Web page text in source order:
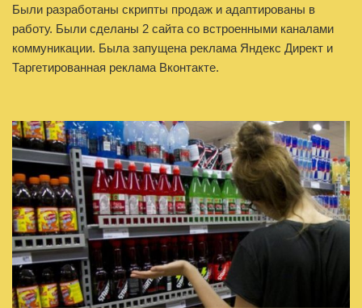
Были разработаны скрипты продаж и адаптированы в
работу. Были сделаны 2 сайта со встроенными каналами
коммуникации. Была запущена реклама Яндекс Директ и
Таргетированная реклама Вконтакте.